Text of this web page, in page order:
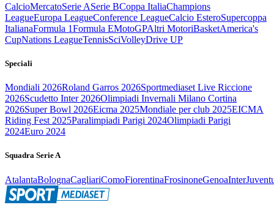
CalcioMercatoSerie ASerie BCoppa ItaliaChampions
LeagueEuropa LeagueConference LeagueCalcio EsteroSupercoppa
ItalianaFormula 1Formula EMotoGPAltri MotoriBasketAmerica's
CupNations LeagueTennisSciVolleyDrive UP
Speciali
Mondiali 2026Roland Garros 2026Sportmediaset Live Riccione
2026Scudetto Inter 2026Olimpiadi Invernali Milano Cortina
2026Super Bowl 2026Eicma 2025Mondiale per club 2025EICMA
Riding Fest 2025Paralimpiadi Parigi 2024Olimpiadi Parigi
2024Euro 2024
Squadra Serie A
AtalantaBolognaCagliariComoFiorentinaFrosinoneGenoaInter